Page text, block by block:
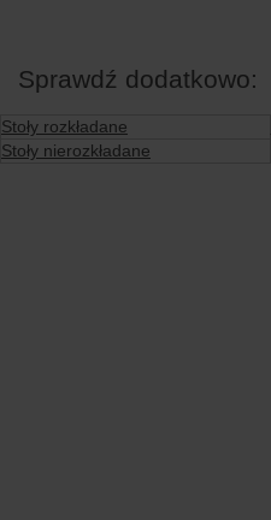
Sprawdź dodatkowo:
Stoły rozkładane
Stoły nierozkładane